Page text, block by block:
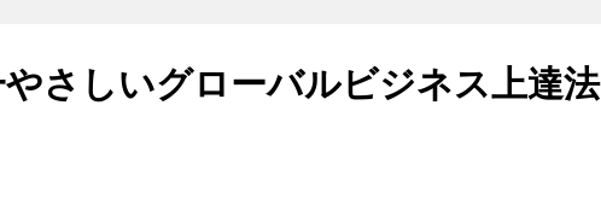
さしいグローバルビジネス上達法